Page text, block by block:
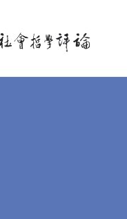
哲學評論